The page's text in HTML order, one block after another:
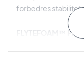
forbedres
FLYTEFOAM™